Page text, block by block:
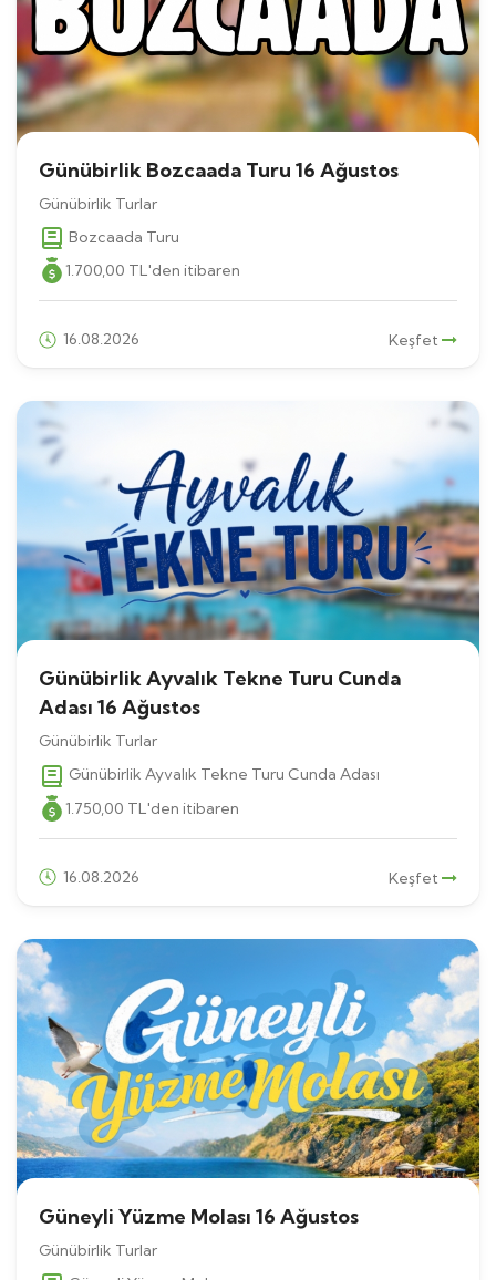
Günübirlik Bozcaada Turu 16 Ağustos
Günübirlik Turlar
Bozcaada Turu
1.700,00 TL'den itibaren
16.08.2026 Keşfet
Günübirlik Ayvalık Tekne Turu Cunda
Adası 16 Ağustos
Günübirlik Turlar
Günübirlik Ayvalık Tekne Turu Cunda Adası
1.750,00 TL'den itibaren
16.08.2026 Keşfet
Güneyli Yüzme Molası 16 Ağustos
Günübirlik Turlar